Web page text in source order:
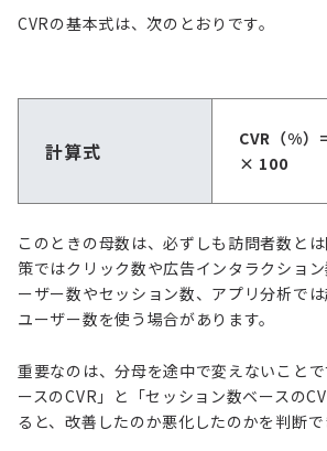
CVRの基本式は、次のとおりです。
計算式
CVR（%
× 100
このときの母数は、必ずしも訪問者数と
策ではクリック数や広告インタラクショ
ーザー数やセッション数、アプリ分析で
ユーザー数を使う場合があります。
重要なのは、分母を途中で変えないこと
ースのCVR」と「セッション数ベースの
ると、改善したのか悪化したのかを判断で